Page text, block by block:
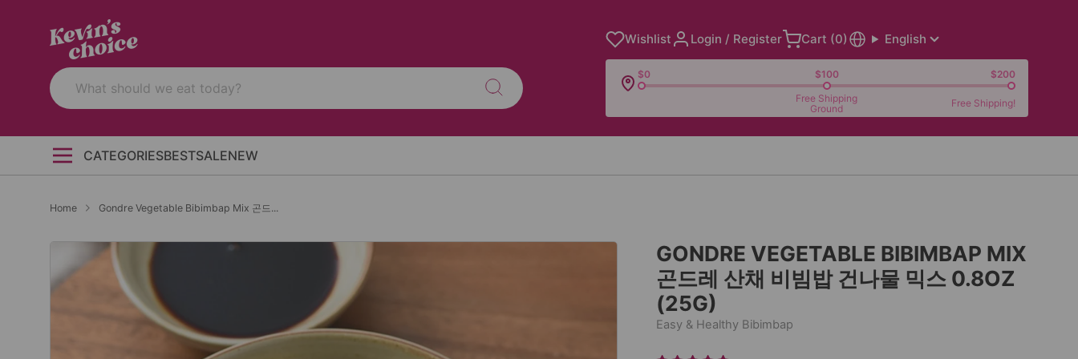
Wishlist Login / Register Cart (0) English
$0 $100
$200
Free Shipping
Ground
Free Shipping!
CATEGORIESBESTSALENEW
Home Gondre Vegetable Bibimbap Mix 곤드...
GONDRE VEGETABLE BIBIMBAP MIX
곤드레 산채 비빔밥 건나물 믹스 0.8OZ
(25G)
Easy & Healthy Bibimbap